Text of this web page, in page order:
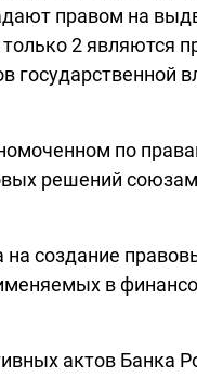
правом на
2 являются
по
решений
на создание
в
актов Банка